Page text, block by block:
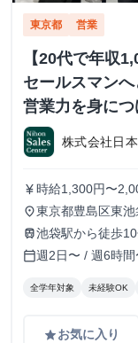
東京都 営業
【20代で年収
セールスマン
営業力を身に
せんか？ ※当社
可 #1.2年生可 -
の長期・有給
株式会社日
currency_yen 時給1,300円〜
place東京都豊島区東
train池袋駅から徒歩
calendar_today週2日〜 / 週6時間
全学年対象 未経験OK
gradeお気に入り